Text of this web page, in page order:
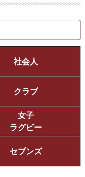
社会人
クラブ
女子
ラグビー
セブンズ